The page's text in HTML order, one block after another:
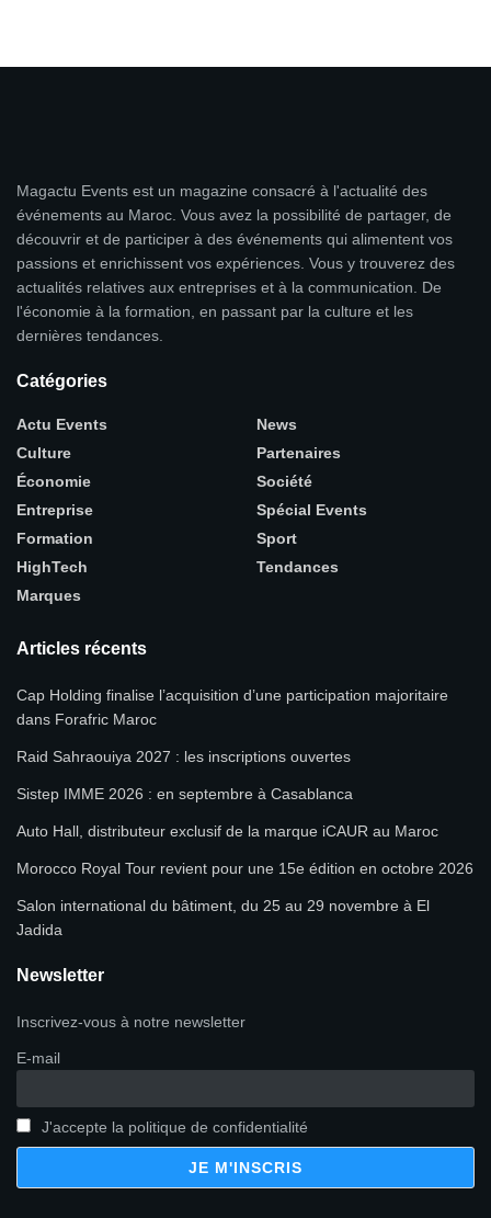
Magactu Events est un magazine consacré à l'actualité des
événements au Maroc. Vous avez la possibilité de partager, de
découvrir et de participer à des événements qui alimentent vos
passions et enrichissent vos expériences. Vous y trouverez des
actualités relatives aux entreprises et à la communication. De
l'économie à la formation, en passant par la culture et les
dernières tendances.
Catégories
Actu Events
Culture
Économie
Entreprise
Formation
HighTech
Marques
News
Partenaires
Société
Spécial Events
Sport
Tendances
Articles récents
Cap Holding finalise l’acquisition d’une participation majoritaire
dans Forafric Maroc
Raid Sahraouiya 2027 : les inscriptions ouvertes
Sistep IMME 2026 : en septembre à Casablanca
Auto Hall, distributeur exclusif de la marque iCAUR au Maroc
Morocco Royal Tour revient pour une 15e édition en octobre 2026
Salon international du bâtiment, du 25 au 29 novembre à El
Jadida
Newsletter
Inscrivez-vous à notre newsletter
E-mail
J'accepte la politique de confidentialité